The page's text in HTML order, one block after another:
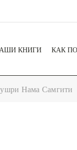
КНИГИ КАК
Нама Самгити